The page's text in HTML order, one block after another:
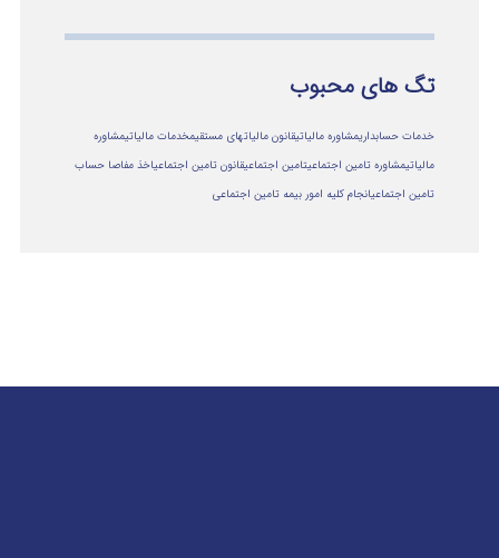
تگ های محبوب
خدمات حسابداریمشاوره مالیاتیقانون مالیاتهای مستقیمخدمات مالیاتیمشاوره
مالياتيمشاوره تامین اجتماعیتامین اجتماعیقانون تامین اجتماعیاخذ مفاصا حساب
تامین اجتماعیانجام کلیه امور بیمه تامین اجتماعی